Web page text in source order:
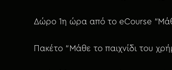
Δώρο 1η ώρα από το eCourse
Πακέτο “Μάθε το παιχνίδι του